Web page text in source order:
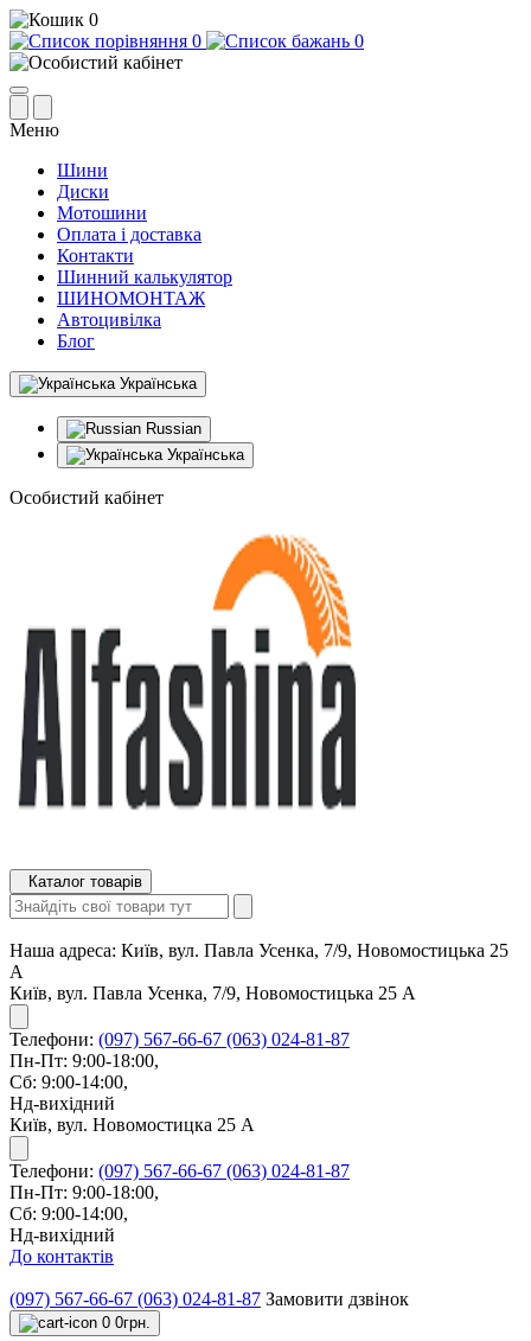
0
0
0
Меню
Шини
Диски
Мотошини
Оплата і доставка
Контакти
Шинний калькулятор
ШИНОМОНТАЖ
Автоцивілка
Блог
Українська
Russian
Українська
Особистий кабінет
Каталог товарів
Наша адреса: Київ, вул. Павла Усенка, 7/9, Новомостицька 25
А
Київ, вул. Павла Усенка, 7/9, Новомостицька 25 А
Телефони: (097) 567-66-67 (063) 024-81-87
Пн-Пт: 9:00-18:00,
Сб: 9:00-14:00,
Нд-вихідний
Київ, вул. Новомостицка 25 А
Телефони: (097) 567-66-67 (063) 024-81-87
Пн-Пт: 9:00-18:00,
Сб: 9:00-14:00,
Нд-вихідний
До контактів
(097) 567-66-67 (063) 024-81-87 Замовити дзвінок
0 0грн.